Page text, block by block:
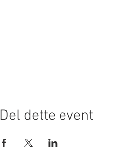
Del dette event